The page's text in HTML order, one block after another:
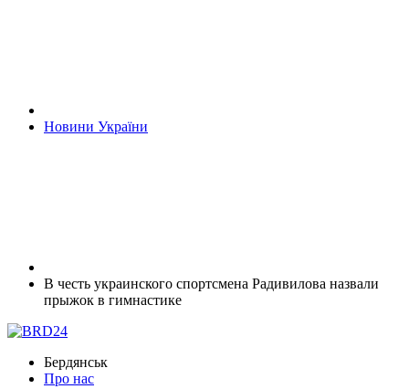
Новини України
В честь украинского спортсмена Радивилова назвали
прыжок в гимнастике
Бердянськ
Про нас